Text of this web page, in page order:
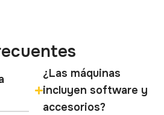
¿Las máquinas
incluyen software y
accesorios?